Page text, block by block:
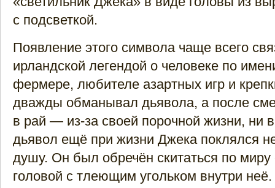
с подсветкой.
Появление этого символа чаще всего
ирландской легендой о человеке по
фермере, любителе азартных игр и
дважды обманывал дьявола, а после
в рай — из-за своей порочной жизни, ни
дьявол ещё при жизни Джека поклялся
душу. Он был обречён скитаться по миру
головой с тлеющим угольком внутри неё.